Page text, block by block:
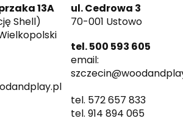
13A
Shell)
ul. Cedrowa 3
70-001 Ustowo
tel. 500 593 605
email:
tel. 572 657 833
tel. 914 894 065